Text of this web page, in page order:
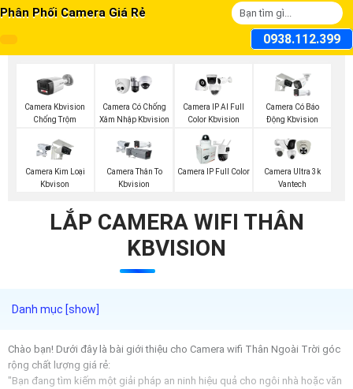
Phân Phối Camera Giá Rẻ
0938.112.399
Camera Kbvision
Chống Trộm
Camera Có Chống
Xâm Nhập Kbvision
Camera IP AI Full
Color Kbvision
Camera Có Báo
Động Kbvision
Camera Kim Loại
Kbvison
Camera Thân To
Kbvision
Camera IP Full Color
Camera Ultra 3k
Vantech
LẮP CAMERA WIFI THÂN
KBVISION
Chào bạn! Dưới đây là bài giới thiệu cho Camera wifi Thân Ngoài Trời góc
rộng chất lượng giá rẻ:
"Bạn đang tìm kiếm một giải pháp an ninh hiệu quả cho ngôi nhà hoặc văn